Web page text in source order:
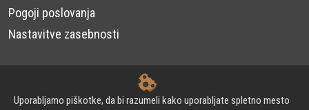
Pogoji poslovanja
Uporabljamo piškotke, da bi razumeli kako uporabljate spletno mesto
Nastavitve zasebnosti
© 2024 Urni d.o.o. - Gradbeni stroji. Vse pravice pridržane.